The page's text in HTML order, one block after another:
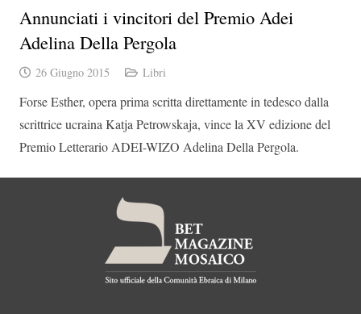
Annunciati i vincitori del Premio Adei
Adelina Della Pergola
26 Giugno 2015 Libri
Forse Esther, opera prima scritta direttamente in tedesco dalla
scrittrice ucraina Katja Petrowskaja, vince la XV edizione del
Premio Letterario ADEI-WIZO Adelina Della Pergola.